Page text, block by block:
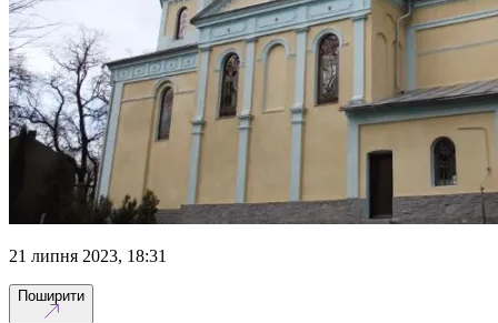
21 липня 2023, 18:31
Поширити